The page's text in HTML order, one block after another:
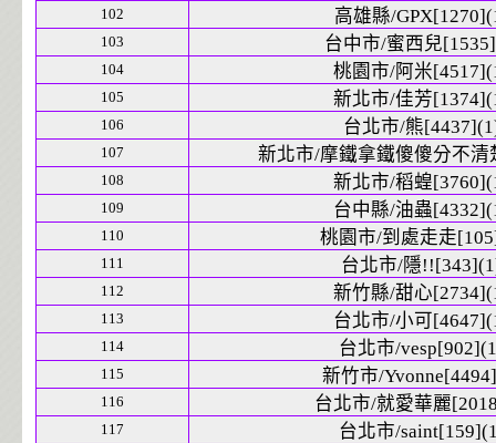
102 高雄縣/
103 台中市/蜜西兒
104 桃園市/阿米
105 新北市/佳芳
106 台北市/熊
107 新北市/摩鐵拿鐵傻傻分不清
108 新北市/稻蝗
109 台中縣/油蟲
110 桃園市/到處走走
111 台北市/隱
112 新竹縣/甜心
113 台北市/小可
114 台北市/
115 新竹市/
116 台北市/就愛華麗
117 台北市/